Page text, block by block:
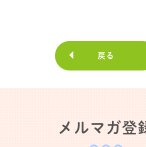
戻る
メルマガ登